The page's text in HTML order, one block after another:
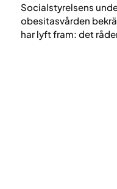
Socialstyrelsens
obesitasvården
har lyft fram: det